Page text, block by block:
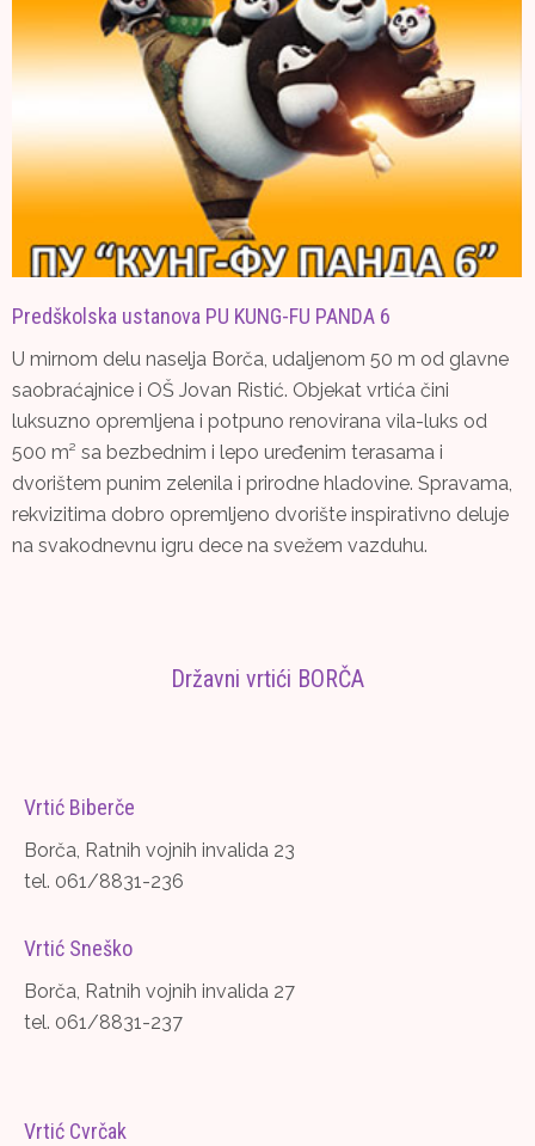
Predškolska ustanova PU KUNG-FU PANDA 6
U mirnom delu naselja Borča, udaljenom 50 m od glavne
saobraćajnice i OŠ Jovan Ristić. Objekat vrtića čini
luksuzno opremljena i potpuno renovirana vila-luks od
500 m² sa bezbednim i lepo uređenim terasama i
dvorištem punim zelenila i prirodne hladovine. Spravama,
rekvizitima dobro opremljeno dvorište inspirativno deluje
na svakodnevnu igru dece na svežem vazduhu.
Državni vrtići BORČA
Vrtić Biberče
Borča, Ratnih vojnih invalida 23
tel. 061/8831-236
Vrtić Sneško
Borča, Ratnih vojnih invalida 27
tel. 061/8831-237
Vrtić Cvrčak